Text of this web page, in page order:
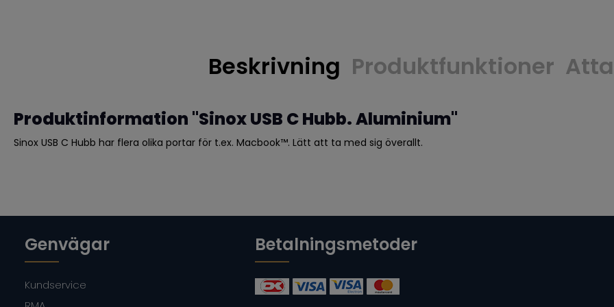
Beskrivning Produktfunktioner
Produktinformation "Sinox USB C Hubb. Aluminium"
Sinox USB C Hubb har flera olika portar för t.ex. Macbook™. Lätt att ta med sig överallt.
Genvägar
Kundservice
Betalningsmetoder